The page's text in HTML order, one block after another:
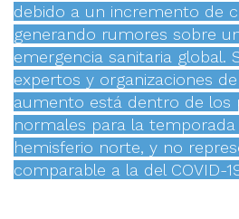
debido a un incremento de
generando rumores sobre
emergencia sanitaria global.
expertos y organizaciones
aumento está dentro de los
normales para la temporada
hemisferio norte, y no
comparable a la del COVID-